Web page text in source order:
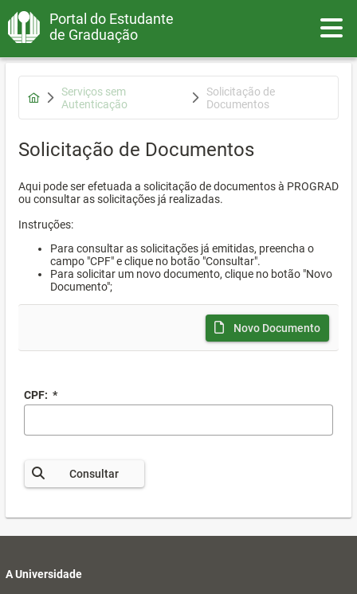
Portal do Estudante
de Graduação
Serviços sem
Autenticação
Solicitação de
Documentos
Solicitação de Documentos
Aqui pode ser efetuada a solicitação de documentos à PROGRAD
ou consultar as solicitações já realizadas.
Instruções:
Para consultar as solicitações já emitidas, preencha o
campo "CPF" e clique no botão "Consultar".
Para solicitar um novo documento, clique no botão "Novo
Documento";
Novo Documento
CPF: *
Consultar
A Universidade